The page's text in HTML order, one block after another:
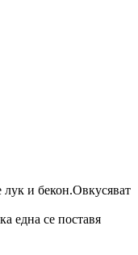
лук и бекон.Овкусяват
една се поставя